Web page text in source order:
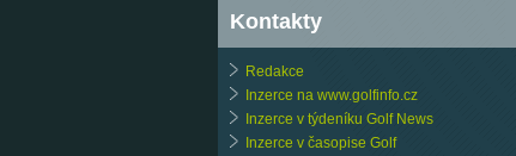
Kontakty
Redakce
Inzerce na www.golfinfo.cz
Inzerce v týdeníku Golf News
Inzerce v časopise Golf